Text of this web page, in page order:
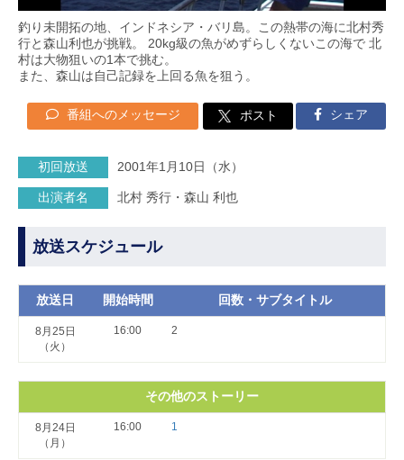
釣り未開拓の地、インドネシア・バリ島。この熱帯の海に北村秀
行と森山利也が挑戦。 20kg級の魚がめずらしくないこの海で 北
村は大物狙いの1本で挑む。
また、森山は自己記録を上回る魚を狙う。
番組へのメッセージ ポスト シェア
初回放送 2001年1月10日（水）
出演者名 北村 秀行・森山 利也
放送スケジュール
放送日 開始時間 回数・サブタイトル
8月25日
（火）
16:00 2
その他のストーリー
8月24日
（月）
16:00 1